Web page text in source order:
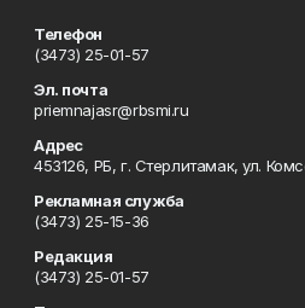
Телефон
(3473) 25-01-57
Эл. почта
priemnajasr@rbsmi.ru
Адрес
453126, РБ, г. Стерлитамак, ул.
Рекламная служба
(3473) 25-15-36
Редакция
(3473) 25-01-57